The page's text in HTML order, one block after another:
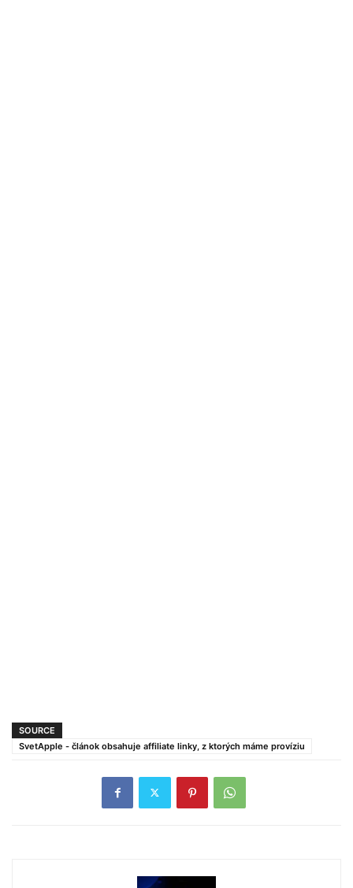
SOURCE
SvetApple - článok obsahuje affiliate linky, z ktorých máme províziu